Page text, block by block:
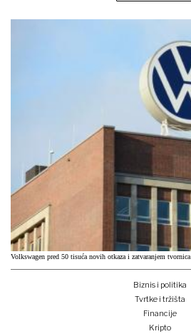
Volkswagen pred 50 tisuća novih otkaza i zatvaranjem tvornica
Biznis i politika
Tvrtke i tržišta
Financije
Kripto